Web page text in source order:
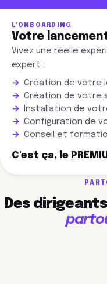
L'ONBOARDING
Votre
Vivez une réelle
expert :
Création de votre
Création de votre
Installation de
Configuration de
Conseil et
C'est ça, le
Des